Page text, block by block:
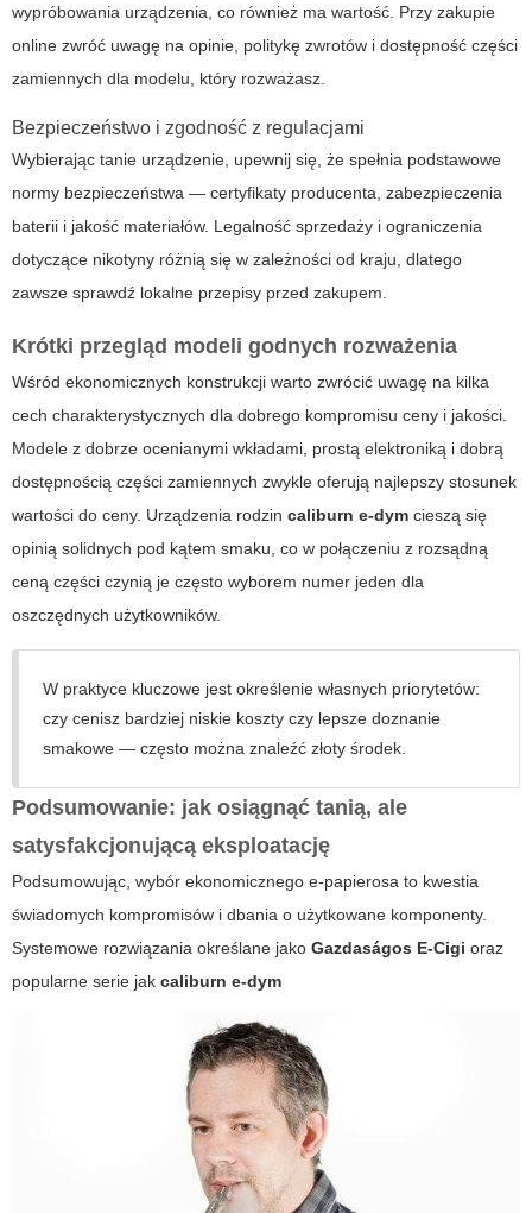
wypróbowania urządzenia, co również ma wartość. Przy zakupie
online zwróć uwagę na opinie, politykę zwrotów i dostępność części
zamiennych dla modelu, który rozważasz.
Bezpieczeństwo i zgodność z regulacjami
Wybierając tanie urządzenie, upewnij się, że spełnia podstawowe
normy bezpieczeństwa — certyfikaty producenta, zabezpieczenia
baterii i jakość materiałów. Legalność sprzedaży i ograniczenia
dotyczące nikotyny różnią się w zależności od kraju, dlatego
zawsze sprawdź lokalne przepisy przed zakupem.
Krótki przegląd modeli godnych rozważenia
Wśród ekonomicznych konstrukcji warto zwrócić uwagę na kilka
cech charakterystycznych dla dobrego kompromisu ceny i jakości.
Modele z dobrze ocenianymi wkładami, prostą elektroniką i dobrą
dostępnością części zamiennych zwykle oferują najlepszy stosunek
wartości do ceny. Urządzenia rodzin caliburn e-dym cieszą się
opinią solidnych pod kątem smaku, co w połączeniu z rozsądną
ceną części czynią je często wyborem numer jeden dla
oszczędnych użytkowników.
W praktyce kluczowe jest określenie własnych priorytetów:
czy cenisz bardziej niskie koszty czy lepsze doznanie
smakowe — często można znaleźć złoty środek.
Podsumowanie: jak osiągnąć tanią, ale
satysfakcjonującą eksploatację
Podsumowując, wybór ekonomicznego e-papierosa to kwestia
świadomych kompromisów i dbania o użytkowane komponenty.
Systemowe rozwiązania określane jako Gazdaságos E-Cigi oraz
popularne serie jak caliburn e-dym